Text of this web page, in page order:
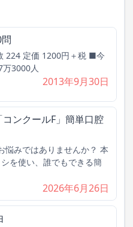
224 定価 1200円＋税 ■今
3000人
2013年9月30日
ンクールF」簡単口腔
悩みではありませんか？ 本
を使い、誰でもできる簡
2026年6月26日